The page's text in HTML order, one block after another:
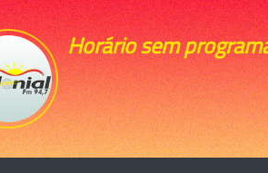
Horário sem